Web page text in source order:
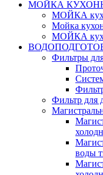
МОЙКА
МОЙКА
Мойка
МОЙКА
Фильтры
Фильтр для
воды